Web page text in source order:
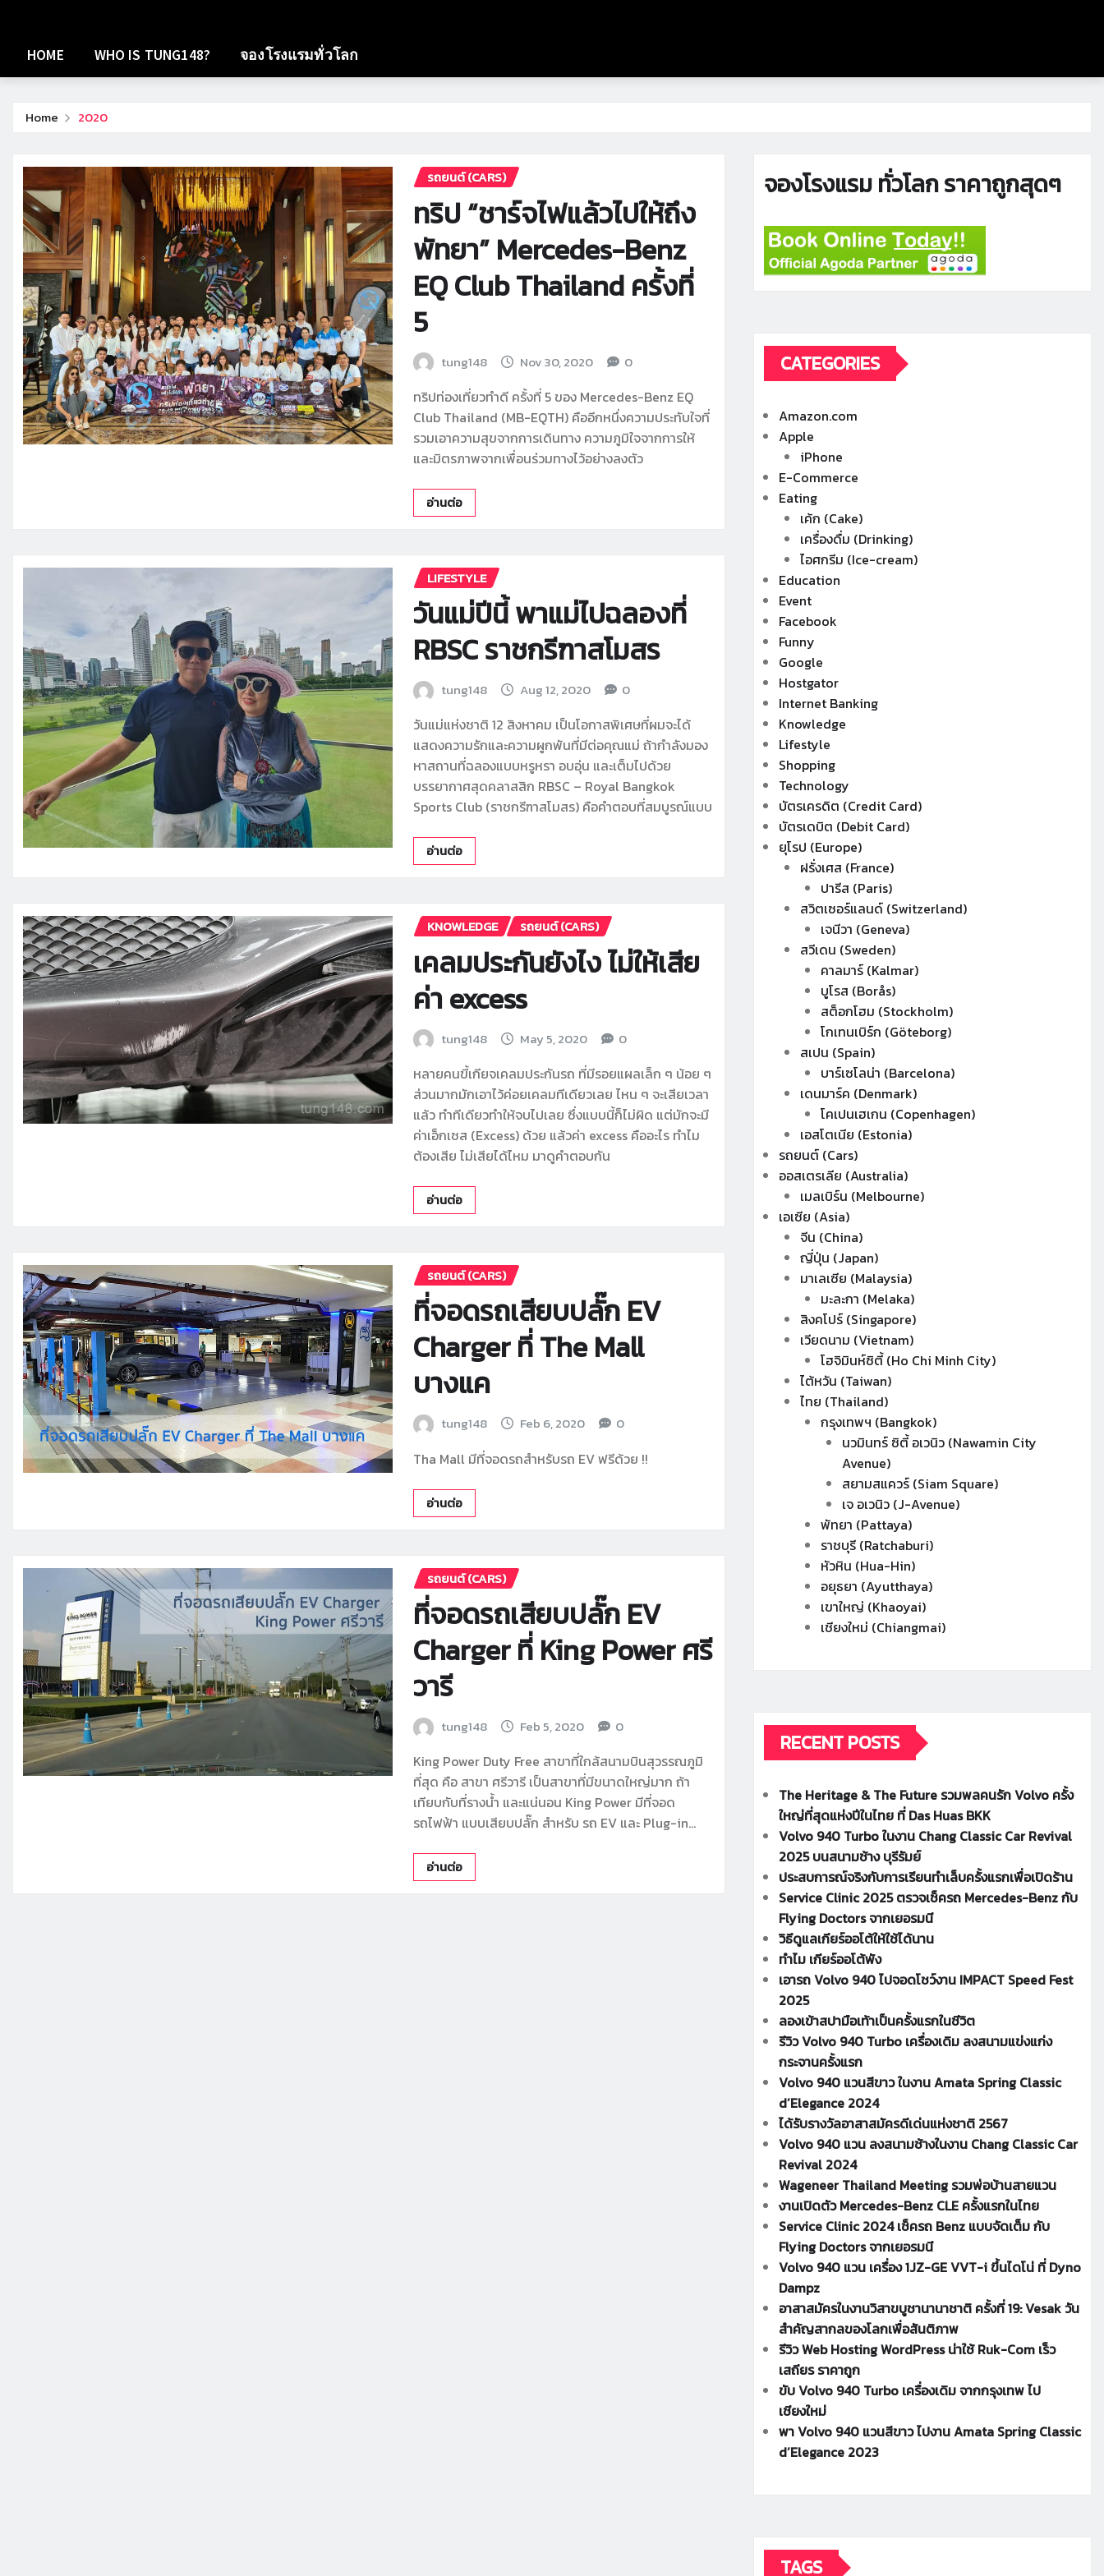
HOME WHO IS TUNG148? จองโรงแรมทั่วโลก
Home 2020
รถยนต์ (CARS)
ทริป “ชาร์จไฟแล้วไปให้ถึง
พัทยา” Mercedes-Benz
EQ Club Thailand ครั้งที่
5
tung148 Nov 30, 2020 0
ทริปท่องเที่ยวทำดี ครั้งที่ 5 ของ Mercedes-Benz EQ
Club Thailand (MB-EQTH) คืออีกหนึ่งความประทับใจที่
รวมเอาความสุขจากการเดินทาง ความภูมิใจจากการให้
และมิตรภาพจากเพื่อนร่วมทางไว้อย่างลงตัว
อ่านต่อ
LIFESTYLE
วันแม่ปีนี้ พาแม่ไปฉลองที่
RBSC ราชกรีฑาสโมสร
tung148 Aug 12, 2020 0
วันแม่แห่งชาติ 12 สิงหาคม เป็นโอกาสพิเศษที่ผมจะได้
แสดงความรักและความผูกพันที่มีต่อคุณแม่ ถ้ากำลังมอง
หาสถานที่ฉลองแบบหรูหรา อบอุ่น และเต็มไปด้วย
บรรยากาศสุดคลาสสิก RBSC – Royal Bangkok
Sports Club (ราชกรีฑาสโมสร) คือคำตอบที่สมบูรณ์แบบ
อ่านต่อ
KNOWLEDGE รถยนต์ (CARS)
เคลมประกันยังไง ไม่ให้เสีย
ค่า excess
tung148 May 5, 2020 0
หลายคนขี้เกียจเคลมประกันรถ ที่มีรอยแผลเล็ก ๆ น้อย ๆ
ส่วนมากมักเอาไว้ค่อยเคลมทีเดียวเลย ไหน ๆ จะเสียเวลา
แล้ว ทำทีเดียวทำให้จบไปเลย ซึ่งแบบนี้ก็ไม่ผิด แต่มักจะมี
ค่าเอ็กเซส (Excess) ด้วย แล้วค่า excess คืออะไร ทำไม
ต้องเสีย ไม่เสียได้ไหม มาดูคำตอบกัน
อ่านต่อ
รถยนต์ (CARS)
ที่จอดรถเสียบปลั๊ก EV
Charger ที่ The Mall
บางแค
tung148 Feb 6, 2020 0
Tha Mall มีที่จอดรถสำหรับรถ EV ฟรีด้วย !!
อ่านต่อ
รถยนต์ (CARS)
ที่จอดรถเสียบปลั๊ก EV
Charger ที่ King Power ศรี
วารี
tung148 Feb 5, 2020 0
King Power Duty Free สาขาที่ใกล้สนามบินสุวรรณภูมิ
ที่สุด คือ สาขา ศรีวารี เป็นสาขาที่มีขนาดใหญ่มาก ถ้า
เทียบกับที่รางน้ำ และแน่นอน King Power มีที่จอด
รถไฟฟ้า แบบเสียบปลั๊ก สำหรับ รถ EV และ Plug-in…
อ่านต่อ
จองโรงแรม ทั่วโลก ราคาถูกสุดๆ
CATEGORIES
Amazon.com
Apple
iPhone
E-Commerce
Eating
เค้ก (Cake)
เครื่องดื่ม (Drinking)
ไอศกรีม (Ice-cream)
Education
Event
Facebook
Funny
Google
Hostgator
Internet Banking
Knowledge
Lifestyle
Shopping
Technology
บัตรเครดิต (Credit Card)
บัตรเดบิต (Debit Card)
ยุโรป (Europe)
ฝรั่งเศส (France)
ปารีส (Paris)
สวิตเซอร์แลนด์ (Switzerland)
เจนีวา (Geneva)
สวีเดน (Sweden)
คาลมาร์ (Kalmar)
บูโรส (Borås)
สต็อกโฮม (Stockholm)
โกเทนเบิร์ก (Göteborg)
สเปน (Spain)
บาร์เซโลน่า (Barcelona)
เดนมาร์ค (Denmark)
โคเปนเฮเกน (Copenhagen)
เอสโตเนีย (Estonia)
รถยนต์ (Cars)
ออสเตรเลีย (Australia)
เมลเบิร์น (Melbourne)
เอเซีย (Asia)
จีน (China)
ญี่ปุ่น (Japan)
มาเลเซีย (Malaysia)
มะละกา (Melaka)
สิงคโปร์ (Singapore)
เวียดนาม (Vietnam)
โฮจิมินห์ซิตี้ (Ho Chi Minh City)
ไต้หวัน (Taiwan)
ไทย (Thailand)
กรุงเทพฯ (Bangkok)
นวมินทร์ ซิตี้ อเวนิว (Nawamin City
Avenue)
สยามสแควร์ (Siam Square)
เจ อเวนิว (J-Avenue)
พัทยา (Pattaya)
ราชบุรี (Ratchaburi)
หัวหิน (Hua-Hin)
อยุธยา (Ayutthaya)
เขาใหญ่ (Khaoyai)
เชียงใหม่ (Chiangmai)
RECENT POSTS
The Heritage & The Future รวมพลคนรัก Volvo ครั้ง
ใหญ่ที่สุดแห่งปีในไทย ที่ Das Huas BKK
Volvo 940 Turbo ในงาน Chang Classic Car Revival
2025 บนสนามช้าง บุรีรัมย์
ประสบการณ์จริงกับการเรียนทำเล็บครั้งแรกเพื่อเปิดร้าน
Service Clinic 2025 ตรวจเช็ครถ Mercedes-Benz กับ
Flying Doctors จากเยอรมนี
วิธีดูแลเกียร์ออโต้ให้ใช้ได้นาน
ทำไม เกียร์ออโต้พัง
เอารถ Volvo 940 ไปจอดโชว์งาน IMPACT Speed Fest
2025
ลองเข้าสปามือเท้าเป็นครั้งแรกในชีวิต
รีวิว Volvo 940 Turbo เครื่องเดิม ลงสนามแข่งแก่ง
กระจานครั้งแรก
Volvo 940 แวนสีขาว ในงาน Amata Spring Classic
d’Elegance 2024
ได้รับรางวัลอาสาสมัครดีเด่นแห่งชาติ 2567
Volvo 940 แวน ลงสนามช้างในงาน Chang Classic Car
Revival 2024
Wageneer Thailand Meeting รวมพ่อบ้านสายแวน
งานเปิดตัว Mercedes-Benz CLE ครั้งแรกในไทย
Service Clinic 2024 เช็ครถ Benz แบบจัดเต็ม กับ
Flying Doctors จากเยอรมนี
Volvo 940 แวน เครื่อง 1JZ-GE VVT-i ขึ้นไดโน่ ที่ Dyno
Dampz
อาสาสมัครในงานวิสาขบูชานานาชาติ ครั้งที่ 19: Vesak วัน
สำคัญสากลของโลกเพื่อสันติภาพ
รีวิว Web Hosting WordPress น่าใช้ Ruk-Com เร็ว
เสถียร ราคาถูก
ขับ Volvo 940 Turbo เครื่องเดิม จากกรุงเทพ ไป
เชียงใหม่
พา Volvo 940 แวนสีขาว ไปงาน Amata Spring Classic
d’Elegance 2023
TAGS